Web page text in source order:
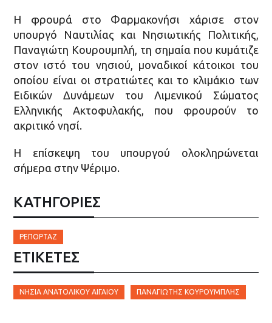
Η φρουρά στο Φαρμακονήσι χάρισε στον
υπουργό Ναυτιλίας και Νησιωτικής Πολιτικής,
Παναγιώτη Κουρουμπλή, τη σημαία που κυμάτιζε
στον ιστό του νησιού, μοναδικοί κάτοικοι του
οποίου είναι οι στρατιώτες και το κλιμάκιο των
Ειδικών Δυνάμεων του Λιμενικού Σώματος
Ελληνικής Ακτοφυλακής, που φρουρούν το
ακριτικό νησί.
Η επίσκεψη του υπουργού ολοκληρώνεται
σήμερα στην Ψέριμο.
ΚΑΤΗΓΟΡΙΕΣ
ΡΕΠΟΡΤΆΖ
ΕΤΙΚΈΤΕΣ
ΝΗΣΙΆ ΑΝΑΤΟΛΙΚΟΎ ΑΙΓΑΊΟΥ ΠΑΝΑΓΙΏΤΗΣ ΚΟΥΡΟΥΜΠΛΉΣ